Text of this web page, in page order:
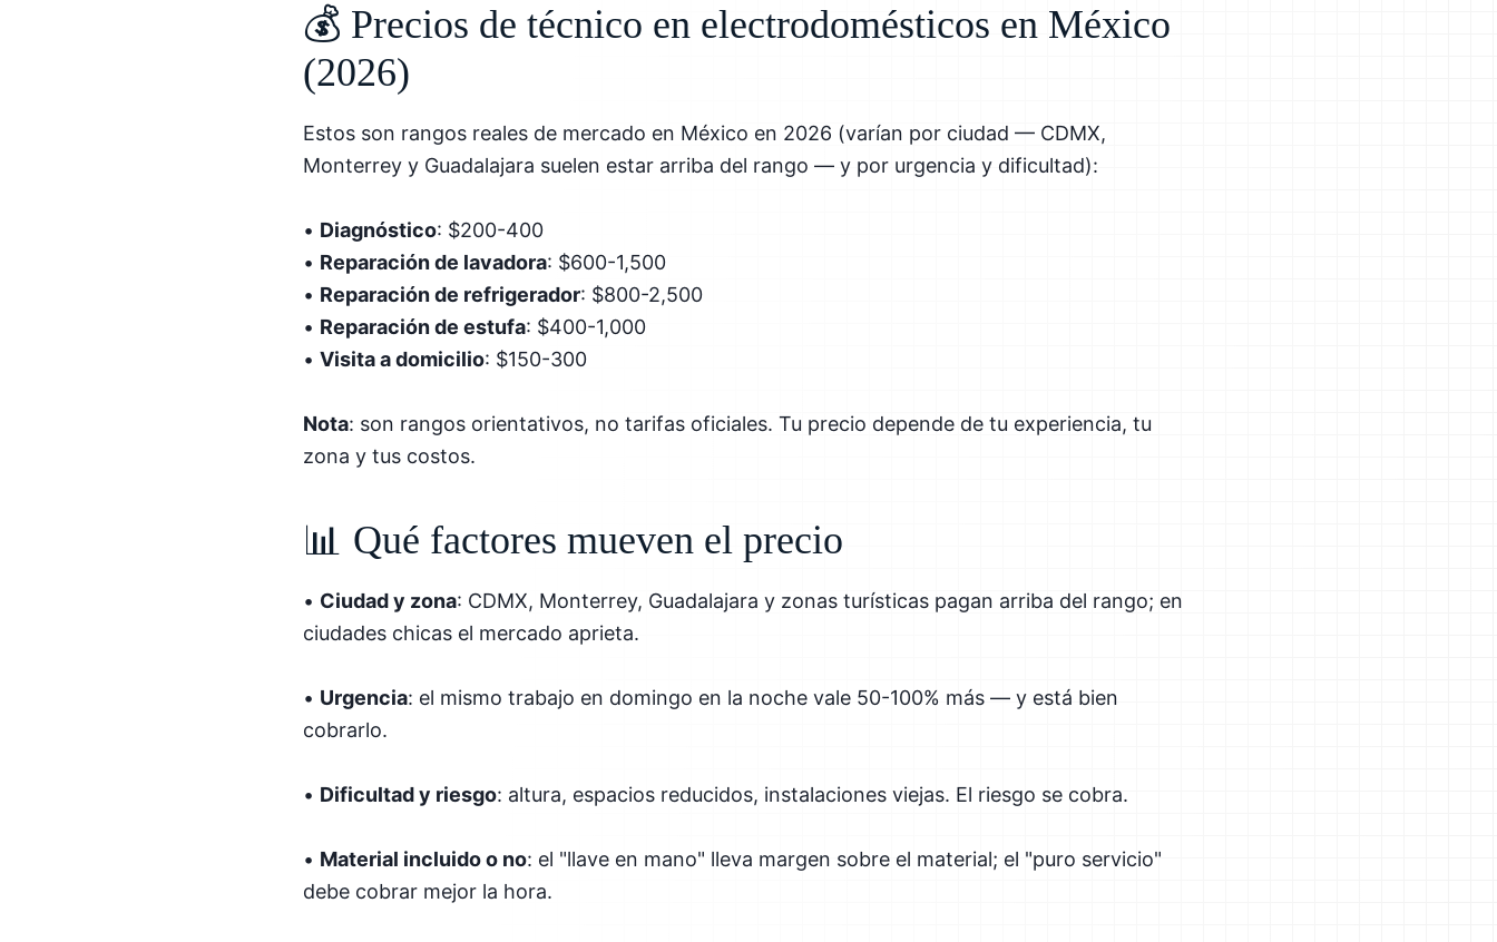
💰 Precios de técnico en electrodomésticos en México
(2026)
Estos son rangos reales de mercado en México en 2026 (varían por ciudad — CDMX,
Monterrey y Guadalajara suelen estar arriba del rango — y por urgencia y dificultad):
• Diagnóstico: $200-400
• Reparación de lavadora: $600-1,500
• Reparación de refrigerador: $800-2,500
• Reparación de estufa: $400-1,000
• Visita a domicilio: $150-300
Nota: son rangos orientativos, no tarifas oficiales. Tu precio depende de tu experiencia, tu
zona y tus costos.
📊 Qué factores mueven el precio
• Ciudad y zona: CDMX, Monterrey, Guadalajara y zonas turísticas pagan arriba del rango; en
ciudades chicas el mercado aprieta.
• Urgencia: el mismo trabajo en domingo en la noche vale 50-100% más — y está bien
cobrarlo.
• Dificultad y riesgo: altura, espacios reducidos, instalaciones viejas. El riesgo se cobra.
• Material incluido o no: el "llave en mano" lleva margen sobre el material; el "puro servicio"
debe cobrar mejor la hora.